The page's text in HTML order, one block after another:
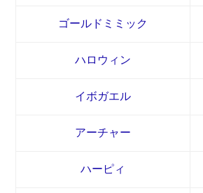
ゴールドミミック
ハロウィン
イボガエル
アーチャー
ハーピィ